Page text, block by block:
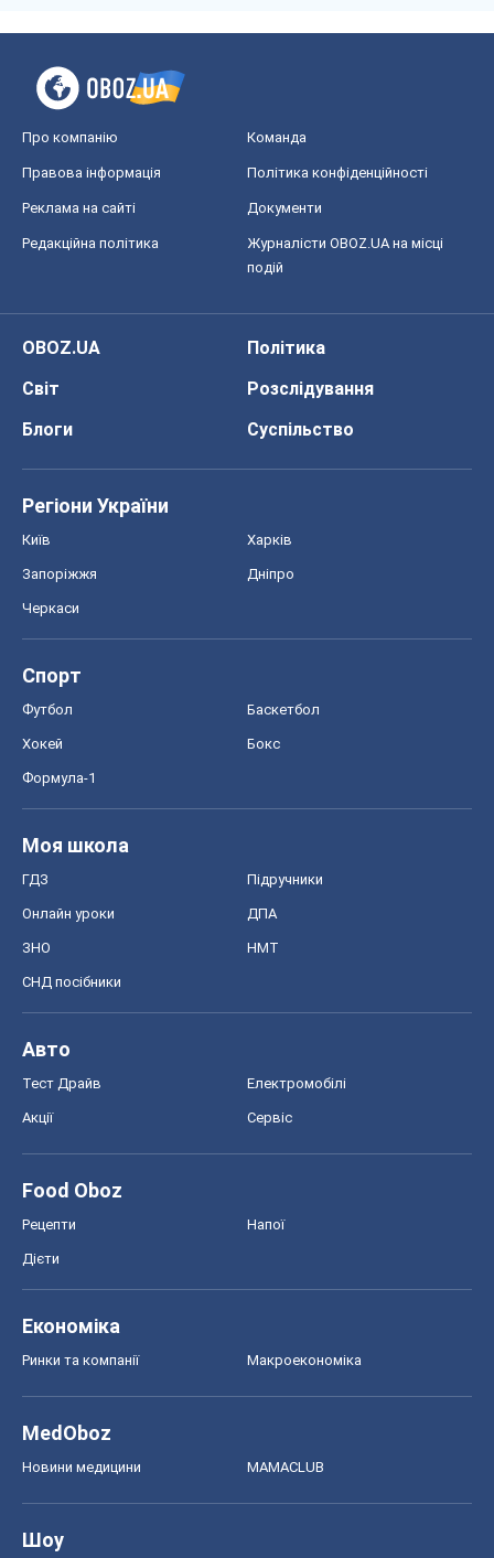
Про компанію Команда
Правова інформація Політика конфіденційності
Реклама на сайті Документи
Редакційна політика
Журналісти OBOZ.UA на місці
подій
OBOZ.UA
Політика
Світ
Розслідування
Блоги
Суспільство
Регіони України
Київ Харків
Запоріжжя Дніпро
Черкаси
Спорт
Футбол Баскетбол
Хокей Бокс
Формула-1
Моя школа
ГДЗ Підручники
Онлайн уроки ДПА
ЗНО НМТ
СНД посібники
Авто
Тест Драйв Електромобілі
Акції Сервіс
Food Oboz
Рецепти Напої
Дієти
Економіка
Ринки та компанії Макроекономіка
MedOboz
Новини медицини MAMACLUB
Шоу